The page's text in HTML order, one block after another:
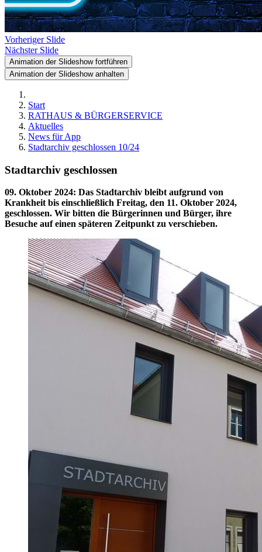
Vorheriger Slide
Nächster Slide
Animation der Slideshow fortführen
Animation der Slideshow anhalten
Start
RATHAUS & BÜRGERSERVICE
Aktuelles
News für App
Stadtarchiv geschlossen 10/24
Stadtarchiv geschlossen
09. Oktober 2024: Das Stadtarchiv bleibt aufgrund von
Krankheit bis einschließlich Freitag, den 11. Oktober 2024,
geschlossen. Wir bitten die Bürgerinnen und Bürger, ihre
Besuche auf einen späteren Zeitpunkt zu verschieben.